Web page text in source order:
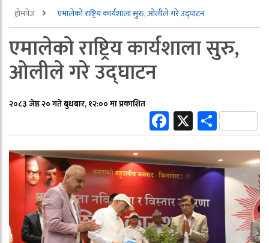
होमपेज एमालेको राष्ट्रिय कार्यशाला सुरु, ओलीले गरे उद्घाटन
एमालेको राष्ट्रिय कार्यशाला सुरु,
ओलीले गरे उद्घाटन
२०८३ जेष्ठ २० गते बुधबार, १२:०० मा प्रकाशित
Facebook
XShare